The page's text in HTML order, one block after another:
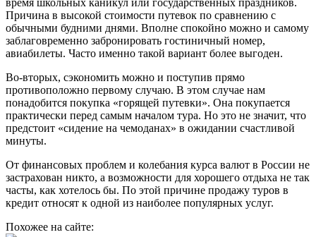
время школьных каникул или государственных праздников.
Причина в высокой стоимости путевок по сравнению с
обычными будними днями. Вполне спокойно можно и самому
заблаговременно забронировать гостиничный номер,
авиабилеты. Часто именно такой вариант более выгоден.
Во-вторых, сэкономить можно и поступив прямо
противоположно первому случаю. В этом случае нам
понадобится покупка «горящей путевки». Она покупается
практически перед самым началом тура. Но это не значит, что
предстоит «сидение на чемоданах» в ожидании счастливой
минуты.
От финансовых проблем и колебания курса валют в России не
застрахован никто, а возможности для хорошего отдыха не так
часты, как хотелось бы. По этой причине продажу туров в
кредит относят к одной из наиболее популярных услуг.
Похожее на сайте: